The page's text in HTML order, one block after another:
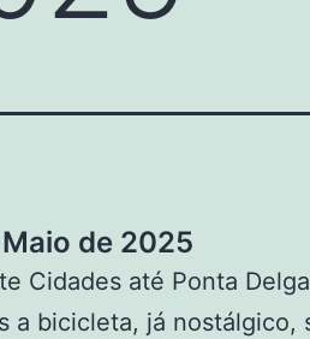
de 2025
Cidades até Ponta
a bicicleta, já nostálgico,